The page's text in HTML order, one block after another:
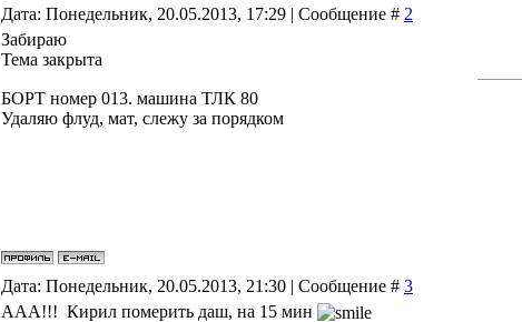
Дата: Понедельник, 20.05.2013, 17:29 | Сообщение # 2
Забираю
Тема закрыта
БОРТ номер 013. машина ТЛК 80
Удаляю флуд, мат, слежу за порядком
Дата: Понедельник, 20.05.2013, 21:30 | Сообщение # 3
ААА!!! Кирил померить даш, на 15 мин